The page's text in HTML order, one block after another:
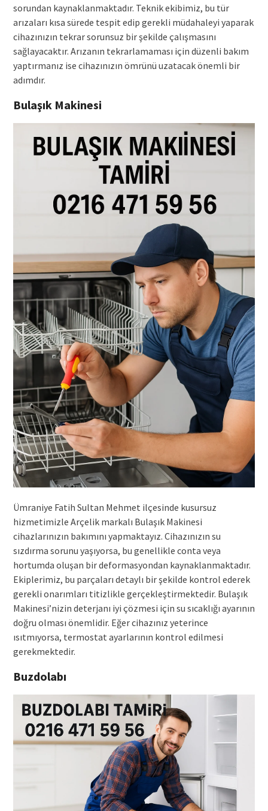
sorundan kaynaklanmaktadır. Teknik ekibimiz, bu tür
arızaları kısa sürede tespit edip gerekli müdahaleyi yaparak
cihazınızın tekrar sorunsuz bir şekilde çalışmasını
sağlayacaktır. Arızanın tekrarlamaması için düzenli bakım
yaptırmanız ise cihazınızın ömrünü uzatacak önemli bir
adımdır.
Bulaşık Makinesi
Ümraniye Fatih Sultan Mehmet ilçesinde kusursuz
hizmetimizle Arçelik markalı Bulaşık Makinesi
cihazlarınızın bakımını yapmaktayız. Cihazınızın su
sızdırma sorunu yaşıyorsa, bu genellikle conta veya
hortumda oluşan bir deformasyondan kaynaklanmaktadır.
Ekiplerimiz, bu parçaları detaylı bir şekilde kontrol ederek
gerekli onarımları titizlikle gerçekleştirmektedir. Bulaşık
Makinesi’nizin deterjanı iyi çözmesi için su sıcaklığı ayarının
doğru olması önemlidir. Eğer cihazınız yeterince
ısıtmıyorsa, termostat ayarlarının kontrol edilmesi
gerekmektedir.
Buzdolabı